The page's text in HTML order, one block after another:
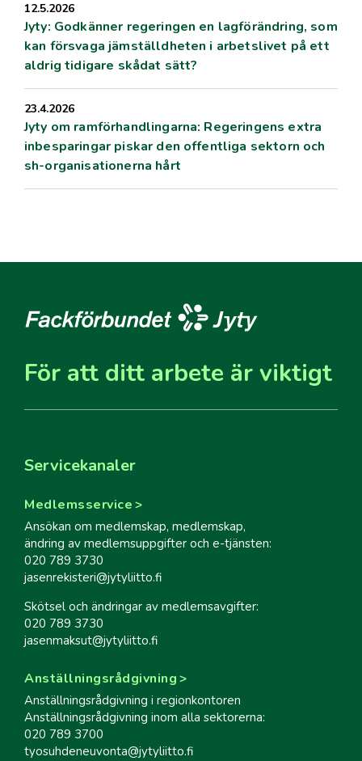
12.5.2026
Jyty: Godkänner regeringen en lagförändring, som
kan försvaga jämställdheten i arbetslivet på ett
aldrig tidigare skådat sätt?
23.4.2026
Jyty om ramförhandlingarna: Regeringens extra
inbesparingar piskar den offentliga sektorn och
sh-organisationerna hårt
För att ditt arbete är viktigt
Servicekanaler
Medlemsservice
Ansökan om medlemskap, medlemskap,
ändring av medlemsuppgifter och e-tjänsten:
020 789 3730
jasenrekisteri@jytyliitto.fi
Skötsel och ändringar av medlemsavgifter:
020 789 3730
jasenmaksut@jytyliitto.fi
Anställningsrådgivning
Anställningsrådgivning i regionkontoren
Anställningsrådgivning inom alla sektorerna:
020 789 3700
tyosuhdeneuvonta@jytyliitto.fi